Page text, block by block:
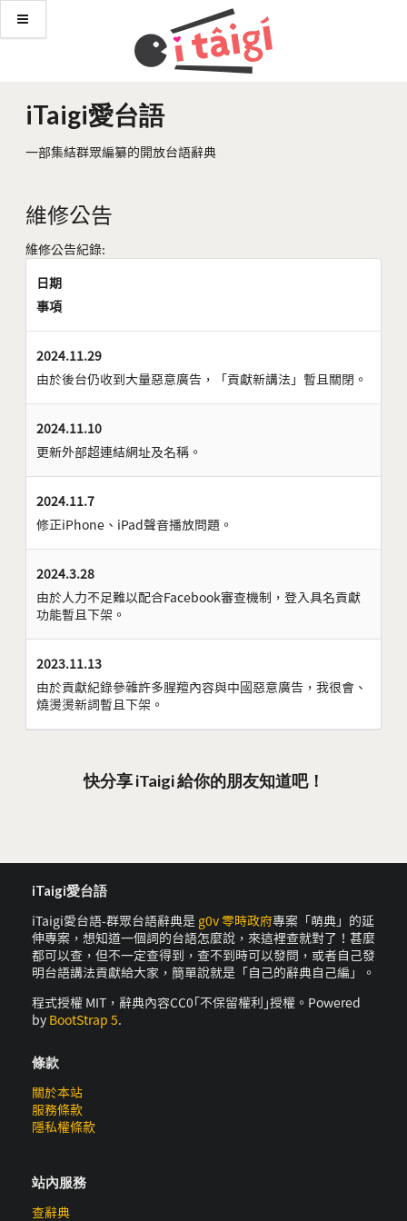
iTaigi愛台語
一部集結群眾編纂的開放台語辭典
維修公告
維修公告紀錄:
日期
事項
2024.11.29
由於後台仍收到大量惡意廣告，「貢獻新講法」暫且關閉。
2024.11.10
更新外部超連結網址及名稱。
2024.11.7
修正iPhone、iPad聲音播放問題。
2024.3.28
由於人力不足難以配合Facebook審查機制，登入具名貢獻
功能暫且下架。
2023.11.13
由於貢獻紀錄參雜許多腥羶內容與中國惡意廣告，我很會、
燒燙燙新詞暫且下架。
快分享 iTaigi 給你的朋友知道吧！
iTaigi愛台語
iTaigi愛台語-群眾台語辭典是 g0v 零時政府專案「萌典」的延
伸專案，想知道一個詞的台語怎麼說，來這裡查就對了！甚麼
都可以查，但不一定查得到，查不到時可以發問，或者自己發
明台語講法貢獻給大家，簡單說就是「自己的辭典自己編」。
程式授權 MIT，辭典內容CC0｢不保留權利｣授權。Powered
by BootStrap 5.
條款
關於本站
服務條款
隱私權條款
站內服務
查辭典